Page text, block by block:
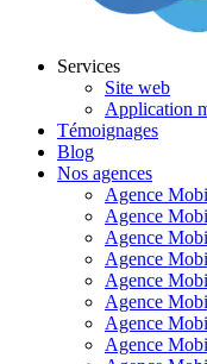
Services
Site web
Application
Témoignages
Blog
Nos agences
Agence
Agence
Agence
Agence
Agence
Agence
Agence
Agence